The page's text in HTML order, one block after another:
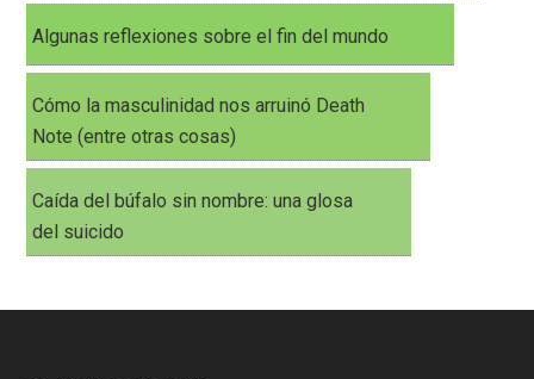
Algunas reflexiones sobre el fin del mundo
Cómo la masculinidad nos arruinó Death
Note (entre otras cosas)
Caída del búfalo sin nombre: una glosa
del suicido